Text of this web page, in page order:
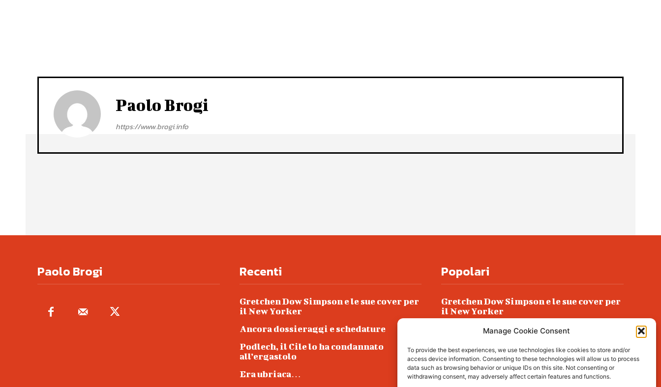
Manage Cookie Consent
To provide the best experiences, we use technologies like cookies to store and/or
access device information. Consenting to these technologies will allow us to process
data such as browsing behavior or unique IDs on this site. Not consenting or
withdrawing consent, may adversely affect certain features and functions.
Paolo Brogi
https://www.brogi.info
Paolo Brogi Recenti
Gretchen Dow Simpson e le sue cover per
il New Yorker
Ancora dossieraggi e schedature
Podlech, il Cile lo ha condannato
all’ergastolo
Era ubriaca…
Popolari
Gretchen Dow Simpson e le sue cover per
il New Yorker
Ancora dossieraggi e schedature
Podlech, il Cile lo ha condannato
all’ergastolo
Era ubriaca…